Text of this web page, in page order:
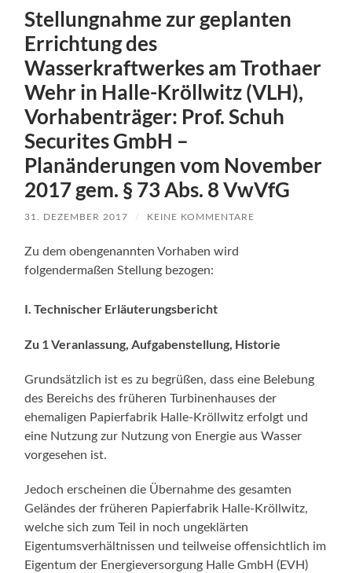
Stellungnahme zur geplanten
Errichtung des
Wasserkraftwerkes am Trothaer
Wehr in Halle-Kröllwitz (VLH),
Vorhabenträger: Prof. Schuh
Securites GmbH –
Planänderungen vom November
2017 gem. § 73 Abs. 8 VwVfG
31. DEZEMBER 2017 / KEINE KOMMENTARE
Zu dem obengenannten Vorhaben wird
folgendermaßen Stellung bezogen:
I. Technischer Erläuterungsbericht
Zu 1 Veranlassung, Aufgabenstellung, Historie
Grundsätzlich ist es zu begrüßen, dass eine Belebung
des Bereichs des früheren Turbinenhauses der
ehemaligen Papierfabrik Halle-Kröllwitz erfolgt und
eine Nutzung zur Nutzung von Energie aus Wasser
vorgesehen ist.
Jedoch erscheinen die Übernahme des gesamten
Geländes der früheren Papierfabrik Halle-Kröllwitz,
welche sich zum Teil in noch ungeklärten
Eigentumsverhältnissen und teilweise offensichtlich im
Eigentum der Energieversorgung Halle GmbH (EVH)